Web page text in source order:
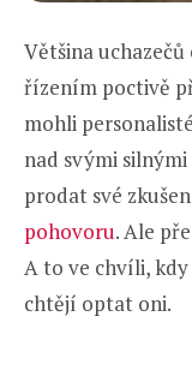
Většina
řízením poctivě
mohli
nad svými
prodat své
pohovoru. Ale
A to ve chvíli, kdy
chtějí optat oni.